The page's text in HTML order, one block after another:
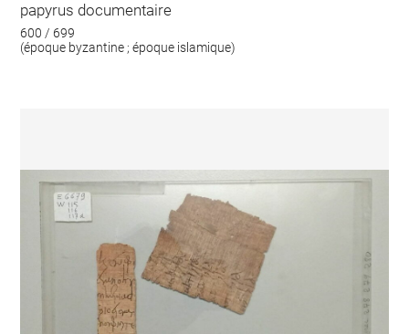
papyrus documentaire
600 / 699
(époque byzantine ; époque islamique)